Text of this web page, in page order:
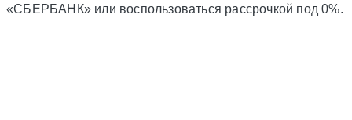
«СБЕРБАНК» или воспользоваться рассрочкой под 0%.